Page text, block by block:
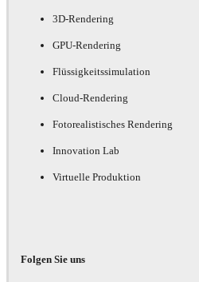
3D-Rendering
GPU-Rendering
Flüssigkeitssimulation
Cloud-Rendering
Fotorealistisches Rendering
Innovation Lab
Virtuelle Produktion
Folgen Sie uns